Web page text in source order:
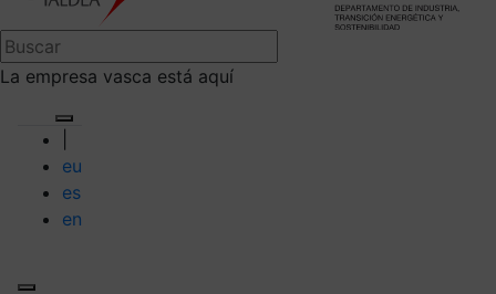
La empresa vasca está aquí
eu
es
en